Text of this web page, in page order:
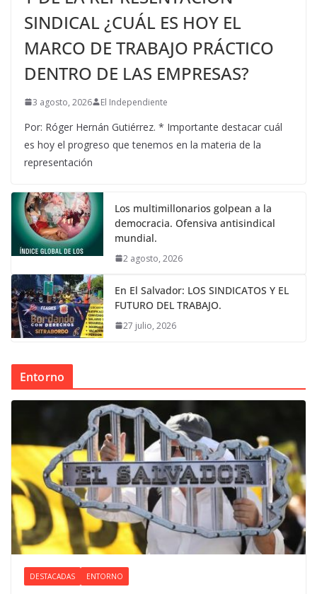
SINDICAL ¿CUÁL ES HOY EL
MARCO DE TRABAJO PRÁCTICO
DENTRO DE LAS EMPRESAS?
3 agosto, 2026 El Independiente
Por: Róger Hernán Gutiérrez. * Importante destacar cuál
es hoy el progreso que tenemos en la materia de la
representación
Los multimillonarios golpean a la
democracia. Ofensiva antisindical
mundial.
2 agosto, 2026
En El Salvador: LOS SINDICATOS Y EL
FUTURO DEL TRABAJO.
27 julio, 2026
Entorno
DESTACADAS ENTORNO